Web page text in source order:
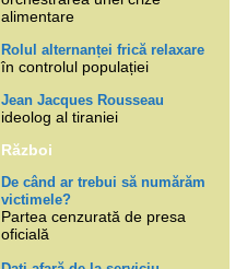
alimentare
Rolul alternanței frică relaxare
în controlul populației
Jean Jacques Rousseau
ideolog al tiraniei
Război
De când ar trebui să numărăm
victimele?
Partea cenzurată de presa
oficială